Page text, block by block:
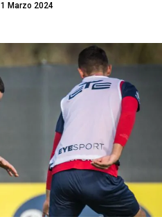
1 Marzo 2024